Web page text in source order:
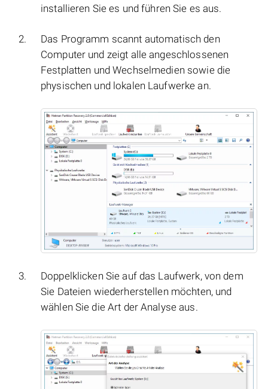
installieren Sie es und führen Sie es aus.
Das Programm scannt automatisch den
Computer und zeigt alle angeschlossenen
Festplatten und Wechselmedien sowie die
physischen und lokalen Laufwerke an.
Doppelklicken Sie auf das Laufwerk, von dem
Sie Dateien wiederherstellen möchten, und
wählen Sie die Art der Analyse aus.